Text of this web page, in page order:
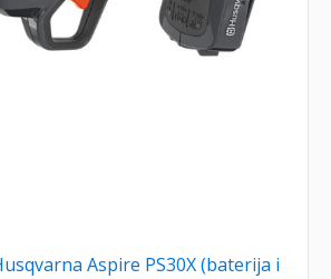
Aspire PS30X (baterija i